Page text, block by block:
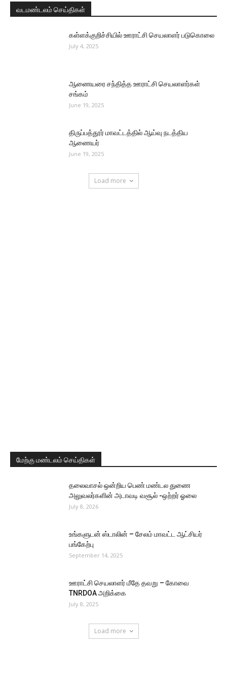
வடமண்டலம் செய்திகள்
கள்ளக்குறிச்சியில் ஊராட்சி செயலாளர் படுகொலை
July 4, 2025
ஆணையரை சந்தித்த ஊராட்சி செயலாளர்கள்
சங்கம்
June 19, 2025
திருப்பத்தூர் மாவட்டத்தில் ஆய்வு நடத்திய
ஆணையர்
June 19, 2025
Load more
மேற்கு மண்டலம் செய்திகள்
தலைவாசல் ஒன்றிய பெண் மண்டல துணை
அலுவலர்களின் அடாவடி வசூல் -ஒற்றர் ஓலை
July 8, 2026
உங்களுடன் ஸ்டாலின் – சேலம் மாவட்ட ஆட்சியர்
பங்கேற்பு
September 14, 2025
ஊராட்சி செயலாளர் மீதே தவறு – கோவை
TNRDOA அறிக்கை
July 8, 2025
Load more